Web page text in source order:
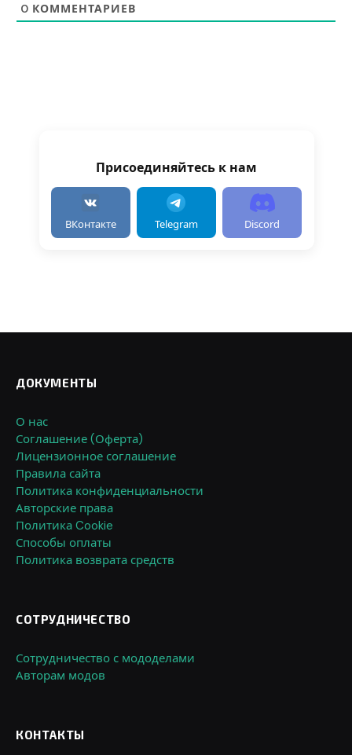
0 КОММЕНТАРИЕВ
Присоединяйтесь к нам
ВКонтакте Telegram Discord
ДОКУМЕНТЫ
О нас
Соглашение (Оферта)
Лицензионное соглашение
Правила сайта
Политика конфиденциальности
Авторские права
Политика Cookie
Способы оплаты
Политика возврата средств
СОТРУДНИЧЕСТВО
Сотрудничество с мододелами
Авторам модов
КОНТАКТЫ